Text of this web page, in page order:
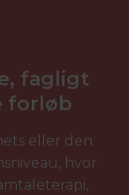
fagligt
forløb
eller den
hvor